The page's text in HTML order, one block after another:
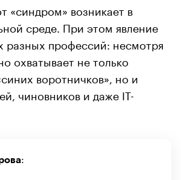
«синдром» возникает в
среде. При этом явление
разных профессий: несмотря
охватывает не только
воротничков», но и
чиновников и даже IT-
: